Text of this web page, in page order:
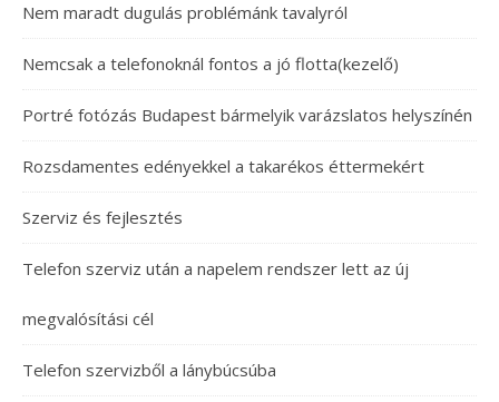
Nem maradt dugulás problémánk tavalyról
Nemcsak a telefonoknál fontos a jó flotta(kezelő)
Portré fotózás Budapest bármelyik varázslatos helyszínén
Rozsdamentes edényekkel a takarékos éttermekért
Szerviz és fejlesztés
Telefon szerviz után a napelem rendszer lett az új
megvalósítási cél
Telefon szervizből a lánybúcsúba